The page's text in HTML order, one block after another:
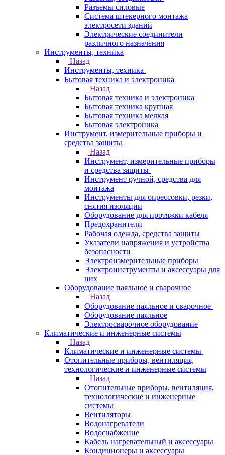
Разъемы силовые
Система штекерного монтажа
электросети зданий
Электрические соединители
различного назначения
Инструменты, техника
Назад
Инструменты, техника
Бытовая техника и электроника
Назад
Бытовая техника и электроника
Бытовая техника крупная
Бытовая техника мелкая
Бытовая электроника
Инструмент, измерительные приборы и
средства защиты
Назад
Инструмент, измерительные приборы
и средства защиты
Инструмент ручной, средства для
монтажа
Инструменты для опрессовки, резки,
снятия изоляции
Оборудование для протяжки кабеля
Предохранители
Рабочая одежда, средства защиты
Указатели напряжения и устройства
безопасности
Электроизмерительные приборы
Электроинструменты и аксессуары для
них
Оборудование паяльное и сварочное
Назад
Оборудование паяльное и сварочное
Оборудование паяльное
Электросварочное оборудование
Климатические и инженерные системы
Назад
Климатические и инженерные системы
Отопительные приборы, вентиляция,
технологические и инженерные системы
Назад
Отопительные приборы, вентиляция,
технологические и инженерные
системы
Вентиляторы
Водонагреватели
Водоснабжение
Кабель нагревательный и аксессуары
Кондиционеры и аксессуары